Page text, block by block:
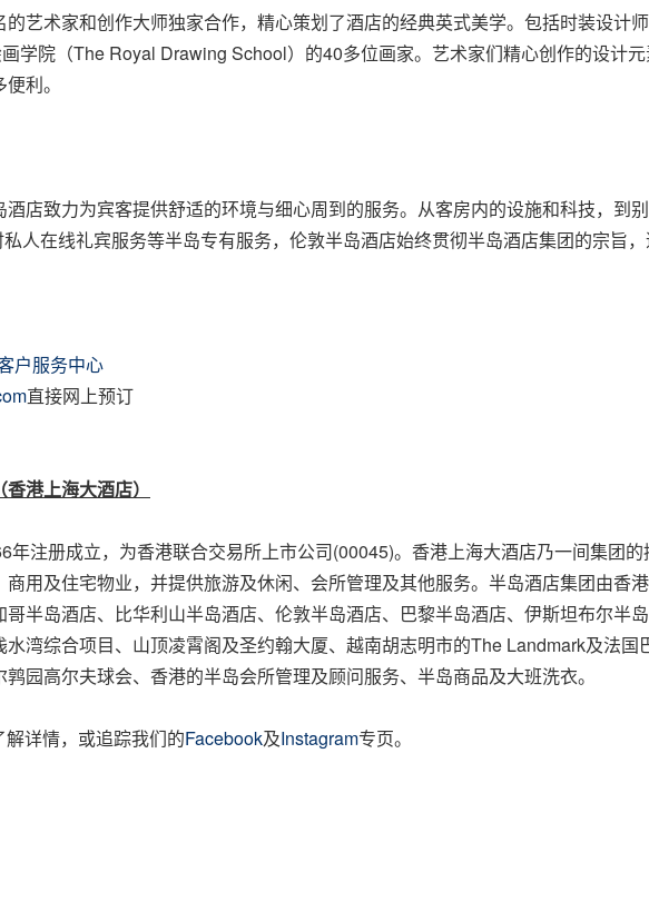
艺术家和创作大师独家合作，精心策划了酒店的经典英式美学。包括时装设计
学院（The Royal Drawing School）的40多位画家。艺术家们精心创作的设计
利。
店致力为宾客提供舒适的环境与细心周到的服务。从客房内的设施和科技，到
人在线礼宾服务等半岛专有服务，伦敦半岛酒店始终贯彻半岛酒店集团的宗旨
户服务中心
直接网上预订
港上海大酒店）
年注册成立，为香港联合交易所上市公司(00045)。香港上海大酒店乃一间集团
用及住宅物业，并提供旅游及休闲、会所管理及其他服务。半岛酒店集团由香
半岛酒店、比华利山半岛酒店、伦敦半岛酒店、巴黎半岛酒店、伊斯坦布尔半
湾综合项目、山顶凌霄阁及圣约翰大厦、越南胡志明市的The Landmark及法
园高尔夫球会、香港的半岛会所管理及顾问服务、半岛商品及大班洗衣。
解详情，或追踪我们的Facebook及Instagram专页。